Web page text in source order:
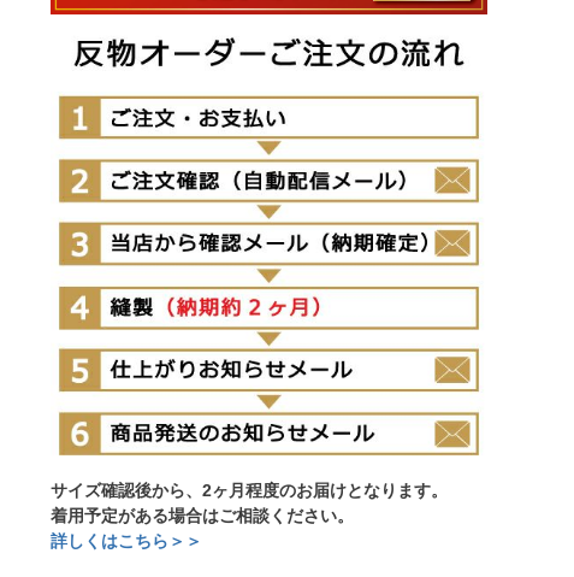
サイズ確認後から、2ヶ月程度のお届けとなります。
着用予定がある場合はご相談ください。
詳しくはこちら＞＞